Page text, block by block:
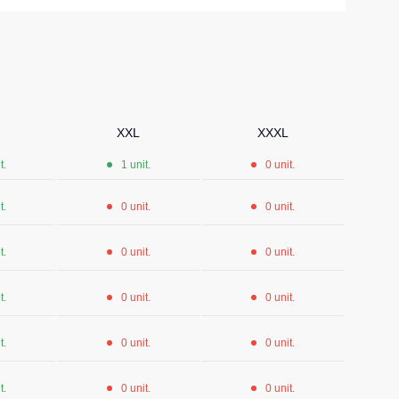
Pantaloni scurți casual
Pantaloni scurți pentru sport
XXL XXXL
1 unit. 0 unit.
0 unit. 0 unit.
0 unit. 0 unit.
0 unit. 0 unit.
0 unit. 0 unit.
0 unit. 0 unit.